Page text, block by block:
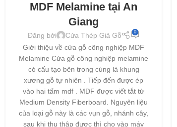
MDF Melamine tại An
Giang
Đăng bởi Cửa Thép Giả Gỗ 0
Giới thiệu về cửa gỗ công nghiệp MDF
Melamine Cửa gỗ công nghiệp melamine
có cấu tạo bên trong cùng là khung
xương gỗ tự nhiên . Tiếp đến được ép
vào hai tấm mdf . MDF được viết tắt từ
Medium Density Fiberboard. Nguyên liệu
của loại gỗ này là các vụn gỗ, nhánh cây,
sau khi thu thập được thì cho vào máy